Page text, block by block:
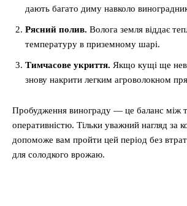
дають багато диму навколо
Рясний полив. Волога земля віддає
температуру в приземному шарі.
Тимчасове укриття. Якщо кущі ще
знову накрити легким агроволокном
Пробудження винограду — це баланс між
оперативністю. Тільки уважний нагляд за
допоможе вам пройти цей період без втрат
для солодкого врожаю.